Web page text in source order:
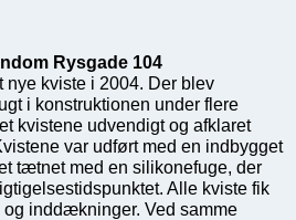
Rysgade 104
nye kviste i 2004. Der blev
i konstruktionen under flere
kvistene udvendigt og afklaret
var udført med en indbygget
tætnet med en silikonefuge, der
Alle kviste fik
og inddækninger. Ved samme